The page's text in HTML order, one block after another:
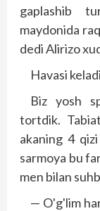
gaplashib
maydonida
dedi Alirizo
Havasi
Biz yosh
tortdik.
akaning 4
sarmoya bu
men bilan
— O'g'lim